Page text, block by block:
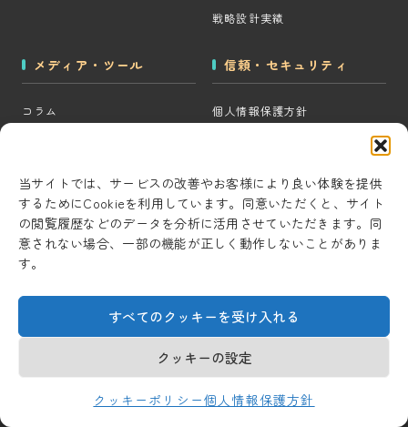
当サイトでは、サービスの改善やお客様により良い体験を提供
するためにCookieを利用しています。同意いただくと、サイト
の閲覧履歴などのデータを分析に活用させていただきます。同
意されない場合、一部の機能が正しく動作しないことがありま
す。
すべてのクッキーを受け入れる
クッキーの設定
クッキーポリシー個人情報保護方針
戦略設計実績
メディア・ツール
コラム
CRM・MAツール選定診断
BigQuery×GTM 相場見積もり
ツール
AI用語集
信頼・セキュリティ
個人情報保護方針
コンテンツ制作方針
研究・開発方針
セキュリティ対策
© 2026 Universal Marketing Inc.